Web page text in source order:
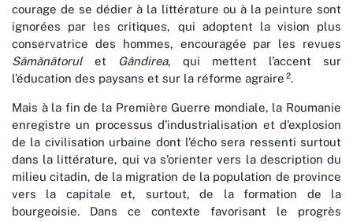
courage de se dédier à la littérature ou à la peinture sont
ignorées par les critiques, qui adoptent la vision plus
conservatrice des hommes, encouragée par les revues
Sămănătorulet Gândirea, qui mettent l’accent sur
l’éducation des paysans et sur la réforme agraire 2.
Mais à la fin de la Première Guerre mondiale, la Roumanie
enregistre un processus d’industrialisation et d’explosion
de la civilisation urbaine dont l’écho sera ressenti surtout
dans la littérature, qui va s’orienter vers la description du
milieu citadin, de la migration de la population de province
vers la capitale et, surtout, de la formation de la
bourgeoisie. Dans ce contexte favorisant le progrès